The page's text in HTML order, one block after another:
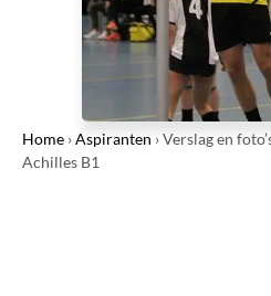
Home ›Aspiranten ›Verslag en
Achilles B1